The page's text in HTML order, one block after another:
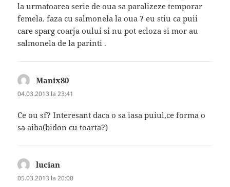
la urmatoarea serie de oua sa paralizeze temporar
femela. faza cu salmonela la oua ? eu stiu ca puii
care sparg coarja oului si nu pot ecloza si mor au
salmonela de la parinti .
Manix80
04.03.2013 la 23:41
Ce ou sf? Interesant daca o sa iasa puiul,ce forma o
sa aiba(bidon cu toarta?)
lucian
05.03.2013 la 20:00